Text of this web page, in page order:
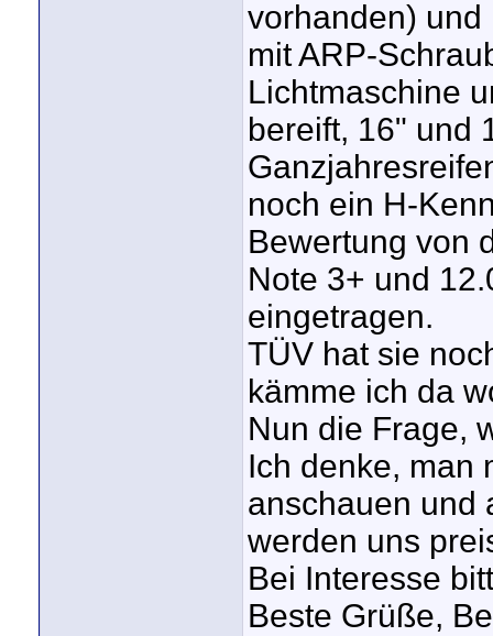
vorhanden) und
mit ARP-
Lichtmaschine
bereift, 16" und
noch ein H-
Bewertung von
Note 3+ und
eingetragen.
TÜV hat sie
kämme ich da
Nun die Frage,
Ich denke, man
anschauen und
werden uns
Bei Interesse
Beste Grüße,